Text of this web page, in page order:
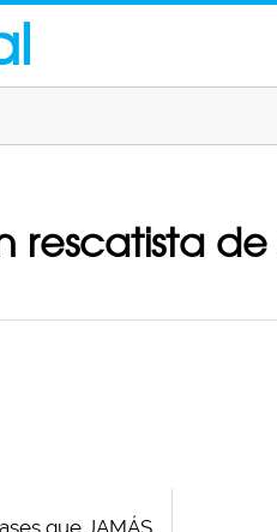
rescatista
que JAMÁS